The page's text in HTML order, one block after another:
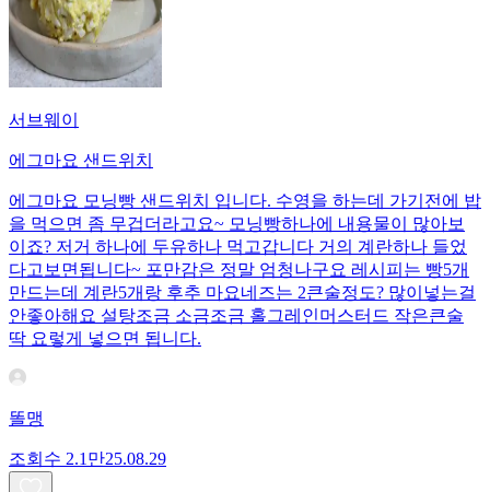
서브웨이
에그마요 샌드위치
에그마요 모닝빵 샌드위치 입니다. 수영을 하는데 가기전에 밥
을 먹으면 좀 무겁더라고요~ 모닝빵하나에 내용물이 많아보
이죠? 저거 하나에 두유하나 먹고갑니다 거의 계란하나 들었
다고보면됩니다~ 포만감은 정말 엄청나구요 레시피는 빵5개
만드는데 계란5개랑 후추 마요네즈는 2큰술정도? 많이넣는걸
안좋아해요 설탕조금 소금조금 홀그레인머스터드 작은큰술
딱 요렇게 넣으면 됩니다.
똘맹
조회수 2.1만25.08.29